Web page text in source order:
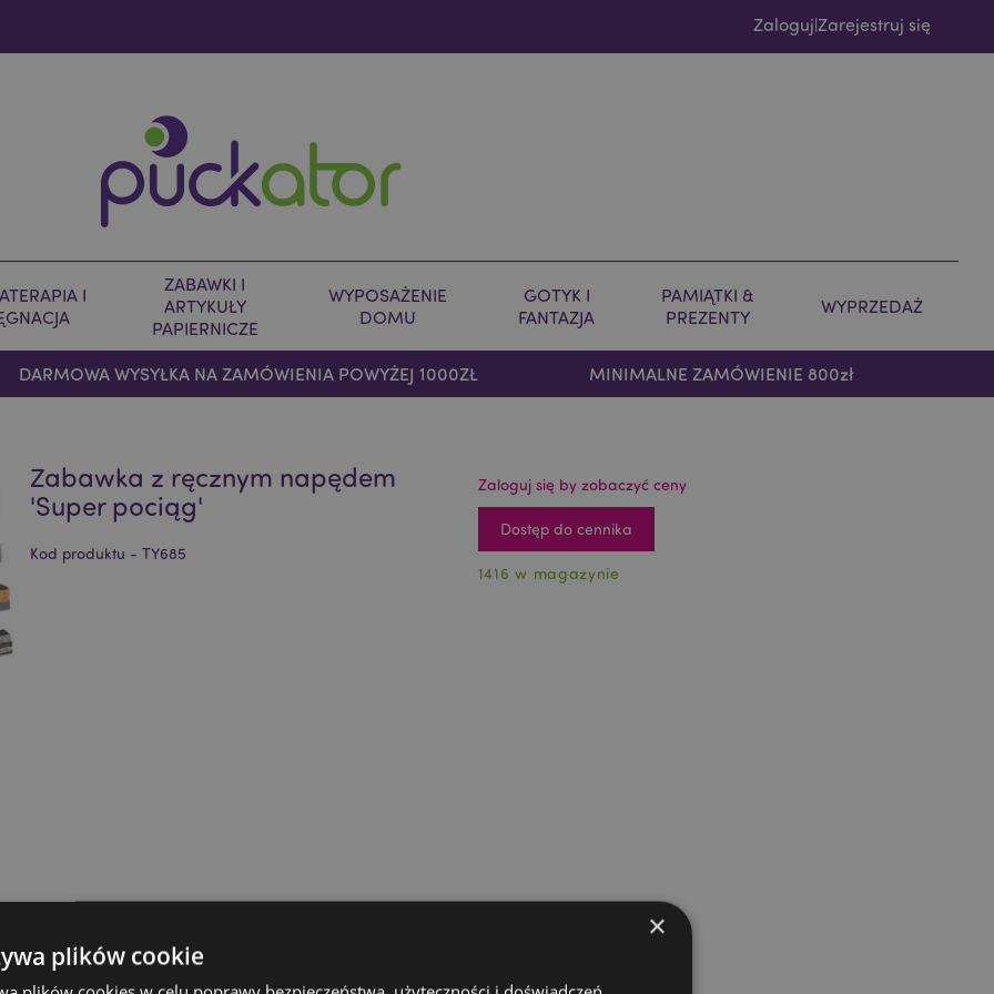
Zaloguj|Zarejestruj się
I
ZABAWKI I
ARTYKUŁY
PAPIERNICZE
WYPOSAŻENIE
DOMU
GOTYK I
FANTAZJA
PAMIĄTKI &
PREZENTY
WYPRZEDAŻ
DARMOWA WYSYŁKA NA ZAMÓWIENIA POWYŻEJ 1000ZŁ MINIMALNE ZAMÓWIENIE 800zł
Zabawka z ręcznym napędem
'Super pociąg'
Kod produktu - TY685
Zaloguj się by zobaczyć ceny
Dostęp do cennika
1416 w magazynie
×
plików cookie